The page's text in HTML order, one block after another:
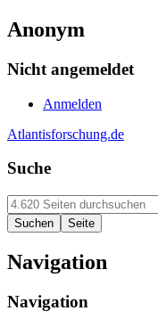
Anonym
Nicht angemeldet
Anmelden
Atlantisforschung.de
Suche
Navigation
Navigation